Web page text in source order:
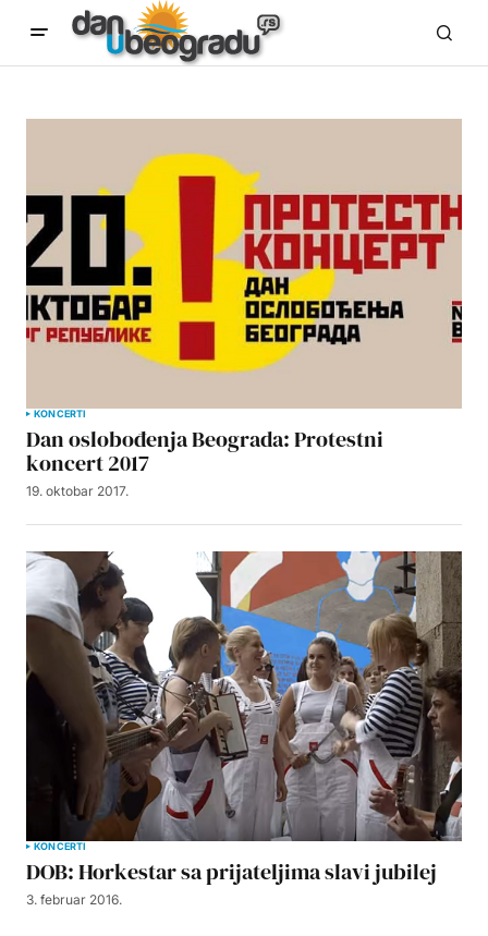
KONCERTI
Dan oslobođenja Beograda: Protestni
koncert 2017
19. oktobar 2017.
KONCERTI
DOB: Horkestar sa prijateljima slavi jubilej
3. februar 2016.